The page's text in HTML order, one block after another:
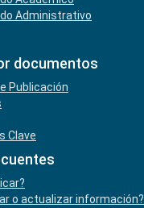
Administrativo
documentos
Publicación
Clave
o actualizar información?